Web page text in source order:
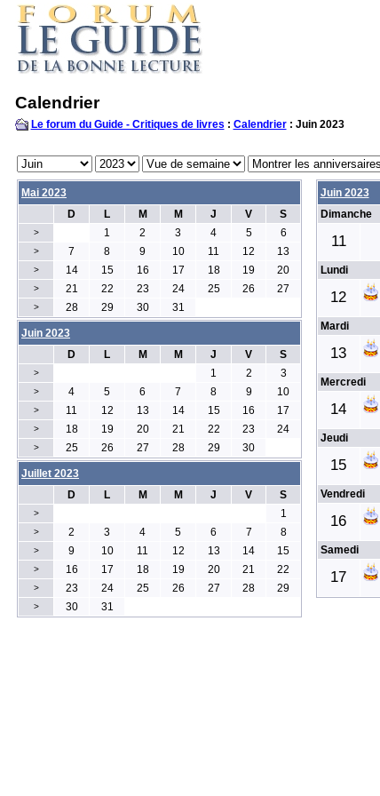
Calendrier
Le forum du Guide - Critiques de livres : Calendrier: Juin 2023
Mai 2023
D
L M M J V S
> 1 2 3 4 5 6
> 7 8 9 10 11 12 13
> 14 15 16 17 18 19 20
> 21 22 23 24 25 26 27
> 28 29 30 31
Juin 2023
Dimanche
11
Lundi
12
Mardi
13
Mercredi
14
Jeudi
15
Vendredi
16
Samedi
17
Juin 2023
D
L M M J V S
> 1 2 3
> 4 5 6 7 8 9 10
> 11 12 13 14 15 16 17
> 18 19 20 21 22 23 24
> 25 26 27 28 29 30
Juillet 2023
D
L M M J V S
> 1
> 2 3 4 5 6 7 8
> 9 10 11 12 13 14 15
> 16 17 18 19 20 21 22
> 23 24 25 26 27 28 29
> 30 31